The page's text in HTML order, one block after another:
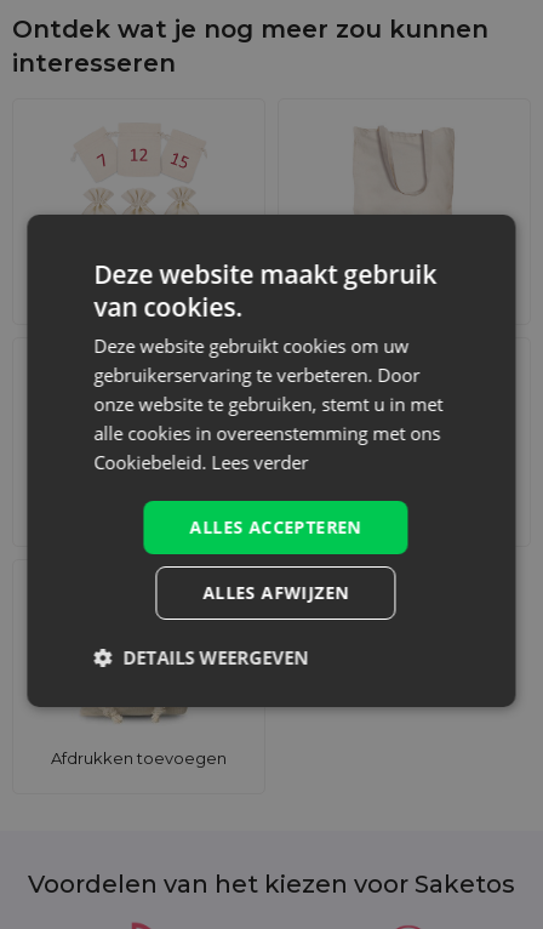
Ontdek wat je nog meer zou kunnen
interesseren
Adventskalenders Katoenen zakjes
Accessoires en decoraties Sets
Afdrukken toevoegen
Voordelen van het kiezen voor Saketos
Deze website maakt gebruik
van cookies.
Deze website gebruikt cookies om uw
gebruikerservaring te verbeteren. Door
onze website te gebruiken, stemt u in met
alle cookies in overeenstemming met ons
Cookiebeleid. Lees verder
ALLES ACCEPTEREN
ALLES AFWIJZEN
DETAILS WEERGEVEN